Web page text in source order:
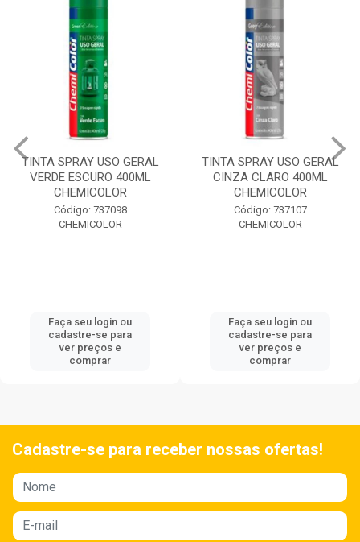
TINTA SPRAY USO GERAL
VERDE ESCURO 400ML
CHEMICOLOR
Código: 737098
CHEMICOLOR
Faça seu login ou
cadastre-se para
ver preços e
comprar
TINTA SPRAY USO GERAL
CINZA CLARO 400ML
CHEMICOLOR
Código: 737107
CHEMICOLOR
Faça seu login ou
cadastre-se para
ver preços e
comprar
Cadastre-se para receber nossas ofertas!